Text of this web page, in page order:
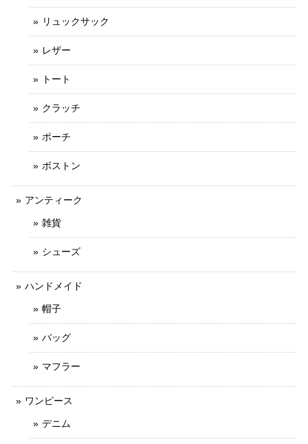
リュックサック
レザー
トート
クラッチ
ポーチ
ボストン
アンティーク
雑貨
シューズ
ハンドメイド
帽子
バッグ
マフラー
ワンピース
デニム